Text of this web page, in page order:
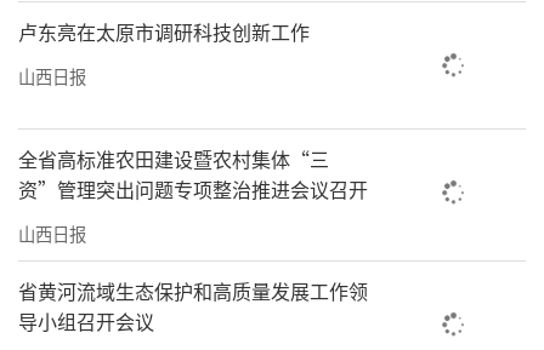
卢东亮在太原市调研科技创新工作
山西日报
全省高标准农田建设暨农村集体“三
资”管理突出问题专项整治推进会议召开
山西日报
省黄河流域生态保护和高质量发展工作领
导小组召开会议